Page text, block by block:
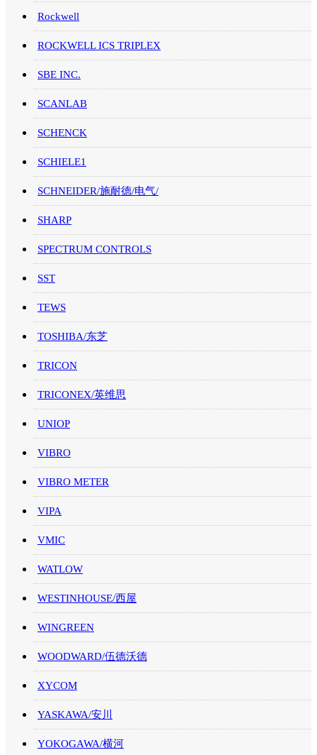
Rockwell
ROCKWELL ICS TRIPLEX
SBE INC.
SCANLAB
SCHENCK
SCHIELE1
SCHNEIDER/施耐德/电气/
SHARP
SPECTRUM CONTROLS
SST
TEWS
TOSHIBA/东芝
TRICON
TRICONEX/英维思
UNIOP
VIBRO
VIBRO METER
VIPA
VMIC
WATLOW
WESTINHOUSE/西屋
WINGREEN
WOODWARD/伍德沃德
XYCOM
YASKAWA/安川
YOKOGAWA/横河